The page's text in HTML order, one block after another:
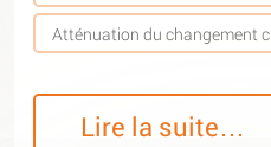
Atténuation du changement
Lire la suite…